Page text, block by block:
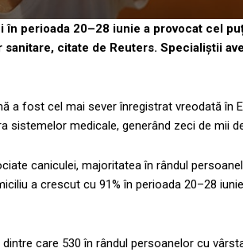
perioada 20–28 iunie a provocat cel
citate de Reuters. Specialiștii
a fost cel mai sever înregistrat vreodată în
sistemelor medicale, generând zeci de mii
caniculei, majoritatea în rândul
a crescut cu 91% în perioada 20–28
care 530 în rândul persoanelor cu